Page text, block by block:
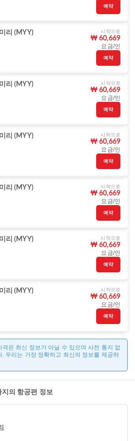
예약
미리 (MYY)
시작으로
₩ 60,669
요금/인
예약
미리 (MYY)
시작으로
₩ 60,669
요금/인
예약
미리 (MYY)
시작으로
₩ 60,669
요금/인
예약
미리 (MYY)
시작으로
₩ 60,669
요금/인
예약
미리 (MYY)
시작으로
₩ 60,669
요금/인
예약
미리 (MYY)
시작으로
₩ 60,669
요금/인
예약
은 최신 정보가 아닐 수 있으며 사전 통지 없
. 우리는 가장 정확하고 최신의 정보를 제공하
의 항공편 정보